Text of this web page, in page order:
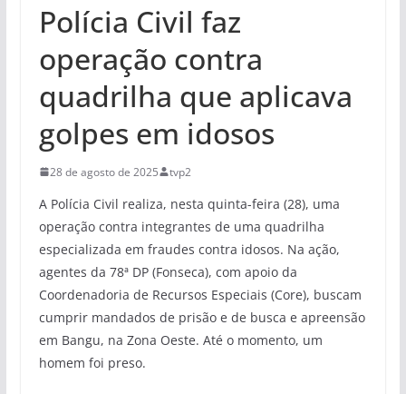
Polícia Civil faz
operação contra
quadrilha que aplicava
golpes em idosos
28 de agosto de 2025 tvp2
A Polícia Civil realiza, nesta quinta-feira (28), uma
operação contra integrantes de uma quadrilha
especializada em fraudes contra idosos. Na ação,
agentes da 78ª DP (Fonseca), com apoio da
Coordenadoria de Recursos Especiais (Core), buscam
cumprir mandados de prisão e de busca e apreensão
em Bangu, na Zona Oeste. Até o momento, um
homem foi preso.